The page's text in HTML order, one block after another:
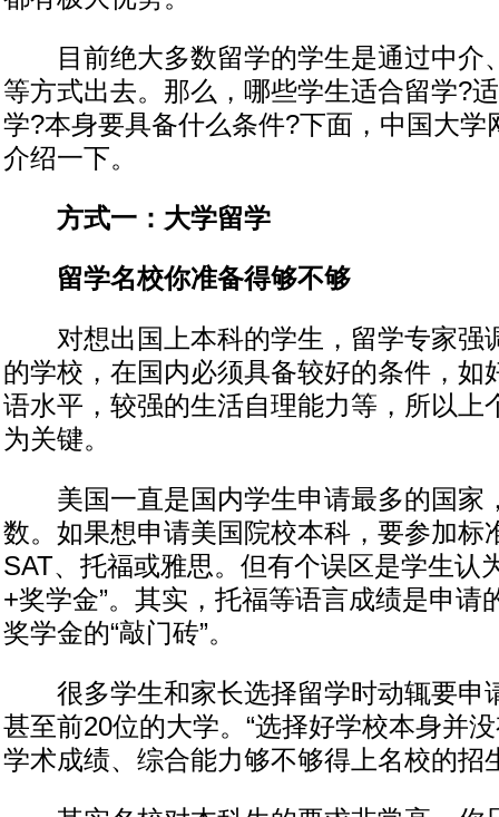
目前绝大多数留学的学生是通过中介
等方式出去。那么，哪些学生适合留学?
学?本身要具备什么条件?下面，中国大学
介绍一下。
方式一：大学留学
留学名校你准备得够不够
对想出国上本科的学生，留学专家强
的学校，在国内必须具备较好的条件，如
语水平，较强的生活自理能力等，所以上
为关键。
美国一直是国内学生申请最多的国家
数。如果想申请美国院校本科，要参加标
SAT、托福或雅思。但有个误区是学生认
+奖学金”。其实，托福等语言成绩是申请
奖学金的“敲门砖”。
很多学生和家长选择留学时动辄要申
甚至前20位的大学。“选择好学校本身并
学术成绩、综合能力够不够得上名校的招